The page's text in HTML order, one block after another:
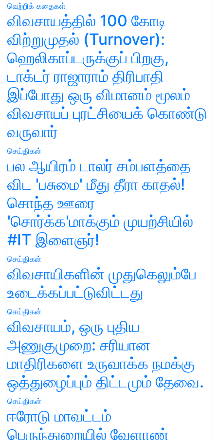
வெற்றிக் கதைகள்
விவசாயத்தில் 100 கோடி
விற்றுமுதல் (Turnover):
ஹெலிகாப்டருக்குப் பிறகு,
டாக்டர் ராஜாராம் திரிபாதி
இப்போது ஒரு விமானம் மூலம்
விவசாயப் புரட்சியைக் கொண்டு
வருவார்
செய்திகள்
பல ஆயிரம் டாலர் சம்பளத்தை
விட 'பசுமை' மீது தீரா காதல்!
சொந்த ஊரை
'சொர்க்க'மாக்கும் முயற்சியில்
#IT இளைஞர்!
செய்திகள்
விவசாயிகளின் முதுகெலும்பே
உடைக்கப்பட்டுவிட்டது
செய்திகள்
விவசாயம், ஒரு புதிய
அணுகுமுறை: சரியான
மாதிரிகளை உருவாக்க நமக்கு
ஒத்துழைப்பும் திட்டமும் தேவை.
செய்திகள்
ஈரோடு மாவட்டம்
பெருந்துறையில் வேளாண்